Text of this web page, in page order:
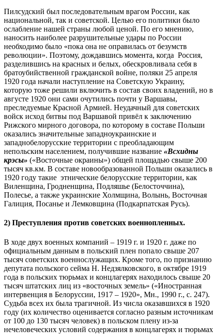
Пилсудский был последовательным врагом России, как
национальной, так и советской. Целью его политики было
ослабление нашей страны любой ценой. По его мнению,
наносить наиболее разрушительные удары по России
необходимо было «пока она не оправилась от безумств
революции». Поэтому, дождавшись момента, когда Россия,
разделившись на красных и белых, обескровливала себя в
братоубийственной гражданской войне, поляки 25 апреля
1920 года начали наступление на Советскую Украину,
которую тоже решили включить в состав своих владений, но в
августе 1920 они сами очутились почти у Варшавы,
преследуемые Красной Армией. Неудачный для советских
войск исход битвы под Варшавой привёл к заключению
Рижского мирного договора, по которому в составе Польши
оказались значительные западноукраинские и
западнобелорусские территории с преобладающим
непольским населением, получившие название «Всхидны
крэсы» («Восточные окраины») общей площадью свыше 200
тысяч кв.км. В составе новообразованной Польши оказались в
1920 году такие этнические белорусские территории, как
Виленщина, Гродненщина, Подляшье (Белосточчина),
Полесье, а также украинские Холмщина, Волынь, Восточная
Галиция, Посанье и Лемковщина (Подкарпатская Русь).
2) Преступления против советских военнопленных.
В ходе двух военных компаний – 1919 г. и 1920 г. даже по
официальным данным в польский плен попало свыше 207
тысяч советских военнослужащих. Кроме того, по признанию
депутата польского сейма Н. Недзялковского, в октябре 1919
года в польских тюрьмах и концлагерях находилось свыше 20
тысяч штатских лиц из «восточных земель» («Иностранная
интервенция в Белоруссии, 1917 – 1920», Мн., 1990 г., с. 247).
Судьба всех их была трагичной. Из числа оказавшихся в 1920
году (их количество оценивается согласно разным источникам
от 100 до 130 тысяч человек) в польском плену из-за
нечеловеческих условий содержания в концлагерях и тюрьмах